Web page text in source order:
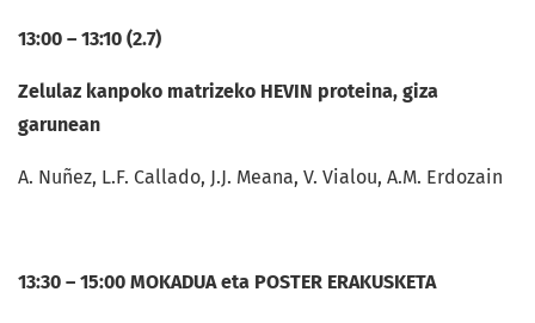
13:00 – 13:10 (2.7)
Zelulaz kanpoko matrizeko HEVIN proteina, giza
garunean
A. Nuñez, L.F. Callado, J.J. Meana, V. Vialou, A.M. Erdozain
13:30 – 15:00 MOKADUA eta POSTER ERAKUSKETA